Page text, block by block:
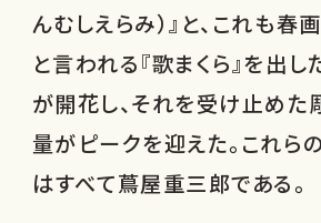
んむしえらみ）』と、これも
と言われる『歌まくら』を出
が開花し、それを受け止めた
量がピークを迎えた。これら
はすべて蔦屋重三郎である。